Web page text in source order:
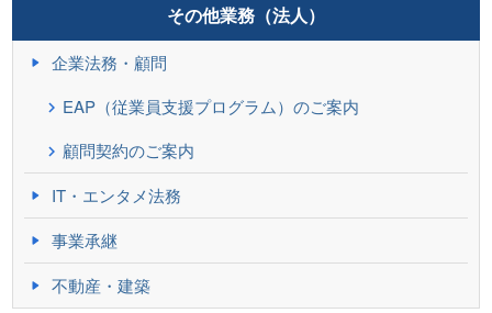
その他業務（法人）
企業法務・顧問
EAP（従業員支援プログラム）のご案内
顧問契約のご案内
IT・エンタメ法務
事業承継
不動産・建築